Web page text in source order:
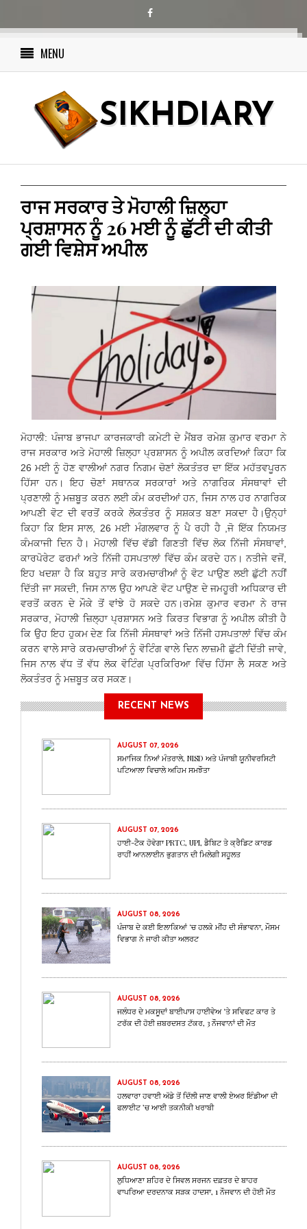
MENU
SIKHDIARY
ਰਾਜ ਸਰਕਾਰ ਤੇ ਮੋਹਾਲੀ ਜ਼ਿਲ੍ਹਾ
ਪ੍ਰਸ਼ਾਸਨ ਨੂੰ 26 ਮਈ ਨੂੰ ਛੁੱਟੀ ਦੀ ਕੀਤੀ
ਗਈ ਵਿਸ਼ੇਸ ਅਪੀਲ
ਮੋਹਾਲੀ: ਪੰਜਾਬ ਭਾਜਪਾ ਕਾਰਜਕਾਰੀ ਕਮੇਟੀ ਦੇ ਮੈਂਬਰ ਰਮੇਸ਼ ਕੁਮਾਰ ਵਰਮਾ ਨੇ
ਰਾਜ ਸਰਕਾਰ ਅਤੇ ਮੋਹਾਲੀ ਜ਼ਿਲ੍ਹਾ ਪ੍ਰਸ਼ਾਸਨ ਨੂੰ ਅਪੀਲ ਕਰਦਿਆਂ ਕਿਹਾ ਕਿ
26 ਮਈ ਨੂੰ ਹੋਣ ਵਾਲੀਆਂ ਨਗਰ ਨਿਗਮ ਚੋਣਾਂ ਲੋਕਤੰਤਰ ਦਾ ਇੱਕ ਮਹੱਤਵਪੂਰਨ
ਹਿੱਸਾ ਹਨ। ਇਹ ਚੋਣਾਂ ਸਥਾਨਕ ਸਰਕਾਰਾਂ ਅਤੇ ਨਾਗਰਿਕ ਸੰਸਥਾਵਾਂ ਦੀ
ਪ੍ਰਣਾਲੀ ਨੂੰ ਮਜ਼ਬੂਤ ​​ਕਰਨ ਲਈ ਕੰਮ ਕਰਦੀਆਂ ਹਨ, ਜਿਸ ਨਾਲ ਹਰ ਨਾਗਰਿਕ
ਆਪਣੀ ਵੋਟ ਦੀ ਵਰਤੋਂ ਕਰਕੇ ਲੋਕਤੰਤਰ ਨੂੰ ਸਸ਼ਕਤ ਬਣਾ ਸਕਦਾ ਹੈ।ਉਨ੍ਹਾਂ
ਕਿਹਾ ਕਿ ਇਸ ਸਾਲ, 26 ਮਈ ਮੰਗਲਵਾਰ ਨੂੰ ਪੈ ਰਹੀ ਹੈ ,ਜੋ ਇੱਕ ਨਿਯਮਤ
ਕੰਮਕਾਜੀ ਦਿਨ ਹੈ। ਮੋਹਾਲੀ ਵਿੱਚ ਵੱਡੀ ਗਿਣਤੀ ਵਿੱਚ ਲੋਕ ਨਿੱਜੀ ਸੰਸਥਾਵਾਂ,
ਕਾਰਪੋਰੇਟ ਫਰਮਾਂ ਅਤੇ ਨਿੱਜੀ ਹਸਪਤਾਲਾਂ ਵਿੱਚ ਕੰਮ ਕਰਦੇ ਹਨ। ਨਤੀਜੇ ਵਜੋਂ,
ਇਹ ਖਦਸ਼ਾ ਹੈ ਕਿ ਬਹੁਤ ਸਾਰੇ ਕਰਮਚਾਰੀਆਂ ਨੂੰ ਵੋਟ ਪਾਉਣ ਲਈ ਛੁੱਟੀ ਨਹੀਂ
ਦਿੱਤੀ ਜਾ ਸਕਦੀ, ਜਿਸ ਨਾਲ ਉਹ ਆਪਣੇ ਵੋਟ ਪਾਉਣ ਦੇ ਜਮਹੂਰੀ ਅਧਿਕਾਰ ਦੀ
ਵਰਤੋਂ ਕਰਨ ਦੇ ਮੌਕੇ ਤੋਂ ਵਾਂਝੇ ਹੋ ਸਕਦੇ ਹਨ।ਰਮੇਸ਼ ਕੁਮਾਰ ਵਰਮਾ ਨੇ ਰਾਜ
ਸਰਕਾਰ, ਮੋਹਾਲੀ ਜ਼ਿਲ੍ਹਾ ਪ੍ਰਸ਼ਾਸਨ ਅਤੇ ਕਿਰਤ ਵਿਭਾਗ ਨੂੰ ਅਪੀਲ ਕੀਤੀ ਹੈ
ਕਿ ਉਹ ਇਹ ਹੁਕਮ ਦੇਣ ਕਿ ਨਿੱਜੀ ਸੰਸਥਾਵਾਂ ਅਤੇ ਨਿੱਜੀ ਹਸਪਤਾਲਾਂ ਵਿੱਚ ਕੰਮ
ਕਰਨ ਵਾਲੇ ਸਾਰੇ ਕਰਮਚਾਰੀਆਂ ਨੂੰ ਵੋਟਿੰਗ ਵਾਲੇ ਦਿਨ ਲਾਜ਼ਮੀ ਛੁੱਟੀ ਦਿੱਤੀ ਜਾਵੇ,
ਜਿਸ ਨਾਲ ਵੱਧ ਤੋਂ ਵੱਧ ਲੋਕ ਵੋਟਿੰਗ ਪ੍ਰਕਿਰਿਆ ਵਿੱਚ ਹਿੱਸਾ ਲੈ ਸਕਣ ਅਤੇ
ਲੋਕਤੰਤਰ ਨੂੰ ਮਜ਼ਬੂਤ ​​ਕਰ ਸਕਣ।
RECENT NEWS
AUGUST 07, 2026
ਸਮਾਜਿਕ ਨਿਆਂ ਮੰਤਰਾਲੇ, NISD ਅਤੇ ਪੰਜਾਬੀ ਯੂਨੀਵਰਸਿਟੀ
ਪਟਿਆਲਾ ਵਿਚਾਲੇ ਅਹਿਮ ਸਮਝੌਤਾ
AUGUST 07, 2026
ਹਾਈ-ਟੈਕ ਹੋਵੇਗਾ PRTC, UPI, ਡੈਬਿਟ ਤੇ ਕ੍ਰੈਡਿਟ ਕਾਰਡ
ਰਾਹੀਂ ਆਨਲਾਈਨ ਭੁਗਤਾਨ ਦੀ ਮਿਲੇਗੀ ਸਹੂਲਤ
AUGUST 08, 2026
ਪੰਜਾਬ ਦੇ ਕਈ ਇਲਾਕਿਆਂ ‘ਚ ਹਲਕੇ ਮੀਂਹ ਦੀ ਸੰਭਾਵਨਾ, ਮੌਸਮ
ਵਿਭਾਗ ਨੇ ਜਾਰੀ ਕੀਤਾ ਅਲਰਟ
AUGUST 08, 2026
ਜਲੰਧਰ ਦੇ ਮਕਸੂਦਾਂ ਬਾਈਪਾਸ ਹਾਈਵੇਅ ‘ਤੇ ਸਵਿਫਟ ਕਾਰ ਤੇ
ਟਰੱਕ ਦੀ ਹੋਈ ਜ਼ਬਰਦਸਤ ਟੱਕਰ, 3 ਨੌਜਵਾਨਾਂ ਦੀ ਮੌਤ
AUGUST 08, 2026
ਹਲਵਾਰਾ ਹਵਾਈ ਅੱਡੇ ਤੋਂ ਦਿੱਲੀ ਜਾਣ ਵਾਲੀ ਏਅਰ ਇੰਡੀਆ ਦੀ
ਫਲਾਈਟ ’ਚ ਆਈ ਤਕਨੀਕੀ ਖਰਾਬੀ
AUGUST 08, 2026
ਲੁਧਿਆਣਾ ਸ਼ਹਿਰ ਦੇ ਸਿਵਲ ਸਰਜਨ ਦਫ਼ਤਰ ਦੇ ਬਾਹਰ
ਵਾਪਰਿਆ ਦਰਦਨਾਕ ਸੜਕ ਹਾਦਸਾ, 1 ਨੌਜਵਾਨ ਦੀ ਹੋਈ ਮੌਤ